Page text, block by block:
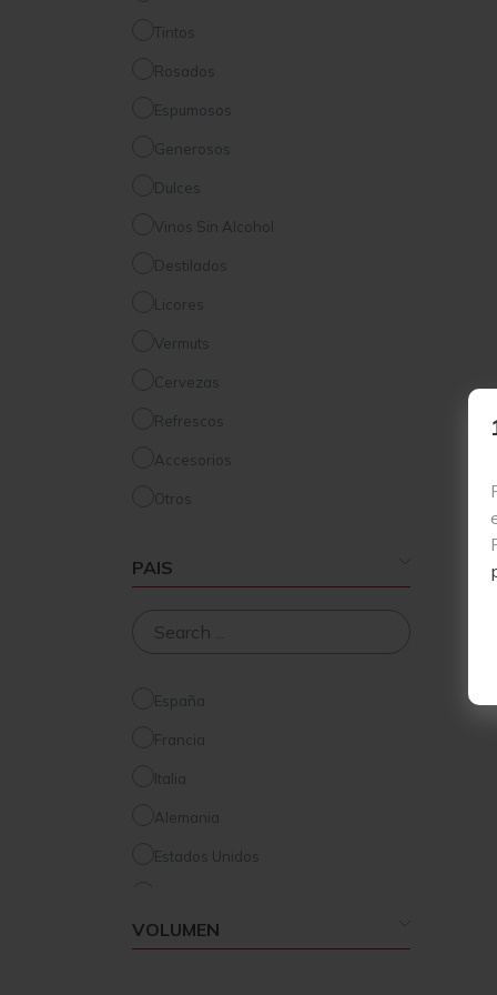
Tintos
Rosados
Espumosos
Generosos
Dulces
Vinos Sin Alcohol
Destilados
Licores
Vermuts
Cervezas
Refrescos
Accesorios
Otros
PAIS
España
Francia
Italia
Alemania
Estados Unidos
Nueva Zelanda
VOLUMEN